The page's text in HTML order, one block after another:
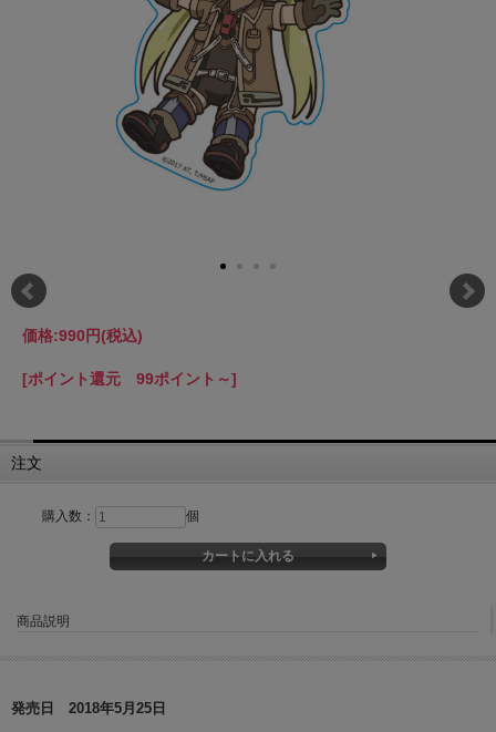
価格:990円(税込)
[ポイント還元 99ポイント～]
注文
購入数： 個
商品説明
発売日 2018年5月25日